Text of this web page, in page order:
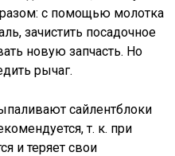
с помощью молотка
зачистить посадочное
новую запчасть. Но
рычаг.
сайлентблоки
т. к. при
и теряет свои